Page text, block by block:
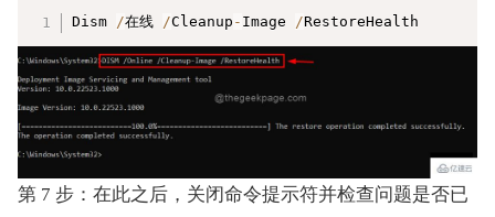
Dism /在线 /Cleanup - Image /RestoreHealth
第 7 步：在此之后，关闭命令提示符并检查问题是否已